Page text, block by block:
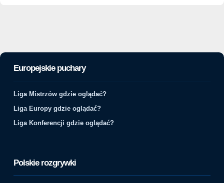
Europejskie puchary
Liga Mistrzów gdzie oglądać?
Liga Europy gdzie oglądać?
Liga Konferencji gdzie oglądać?
Polskie rozgrywki